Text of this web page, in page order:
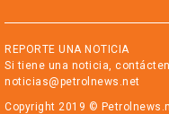
REPORTE UNA NOTICIA
Si tiene una noticia,
noticias@petrolnews.net
Copyright 2019 ©